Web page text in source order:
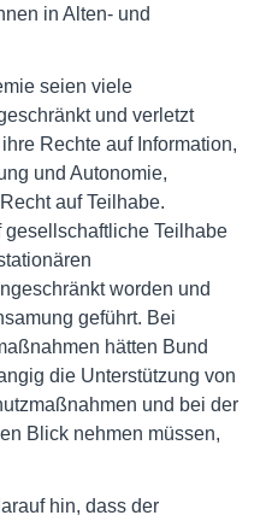
in Alten- und
seien viele
und verletzt
Rechte auf Information,
und Autonomie,
auf Teilhabe.
gesellschaftliche Teilhabe
worden und
geführt. Bei
hätten Bund
die Unterstützung von
und bei der
Blick nehmen müssen,
hin, dass der